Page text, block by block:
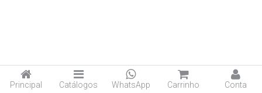
Principal Catálogos WhatsApp Carrinho Conta